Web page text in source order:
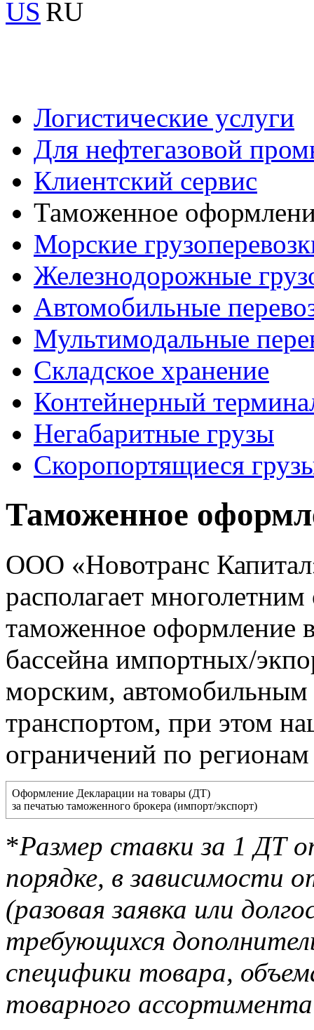
Логистические услуги
Для нефтегазовой
Клиентский сервис
Таможенное
Морские
Железнодорожные
Автомобильные
Мультимодальные
Складское хранение
Контейнерный
Негабаритные грузы
Скоропортящиеся
Таможенное
ООО «Новотранс
располагает
таможенное оформление
бассейна импортных/
морским,
транспортом, при этом
ограничений по
Оформление Декларации на товары (ДТ)
за печатью таможенного брокера (импорт/экспорт)
*Размер ставки за 1 ДТ
порядке, в зависимости
(разовая заявка или
требующихся
специфики товара,
товарного ассортимента